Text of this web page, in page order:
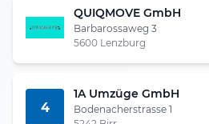
QUIQMOVE GmbH
Barbarossaweg 3
5600 Lenzburg
4
1A Umzüge GmbH
Bodenacherstrasse 1